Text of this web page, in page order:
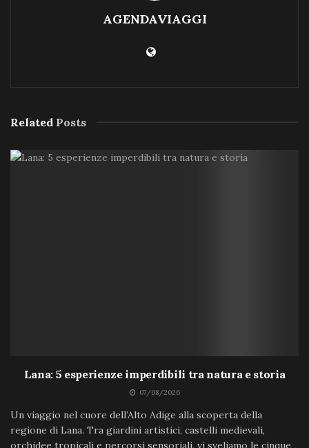
AGENDAVIAGGI
Related Posts
Lana: 5 esperienze imperdibili tra natura e storia
07/08/2026
Un viaggio nel cuore dell’Alto Adige alla scoperta della
regione di Lana. Tra giardini artistici, castelli medievali,
orchidee tropicali e percorsi sensoriali, vi sveliamo le cinque